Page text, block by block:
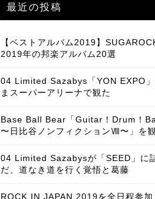
最近の投稿
【ベストアルバム2019】
2019年の邦楽アルバム20選
04 Limited Sazabys「YON EXPO」
まスーパーアリーナで観た
Base Ball Bear「Guitar！Drum！
〜日比谷ノンフィクションⅧ〜」を
04 Limited Sazabysが「SEED」に
だ、道なき道を行く覚悟と葛藤
ROCK IN JAPAN 2019を全日程参加